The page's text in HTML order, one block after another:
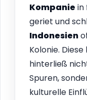
Kompanie in
geriet und
Indonesien
Kolonie.
hinterließ
Spuren,
kulturelle